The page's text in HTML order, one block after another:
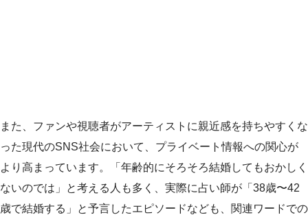
また、ファンや視聴者がアーティストに親近感を持ちやすくな
った現代のSNS社会において、プライベート情報への関心が
より高まっています。「年齢的にそろそろ結婚してもおかしく
ないのでは」と考える人も多く、実際に占い師が「38歳〜42
歳で結婚する」と予言したエピソードなども、関連ワードでの